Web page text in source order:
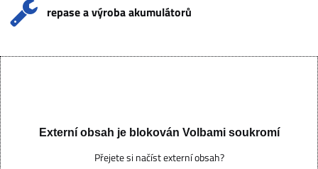
repase a výroba akumulátorů
Externí obsah je blokován Volbami soukromí
Přejete si načíst externí obsah?